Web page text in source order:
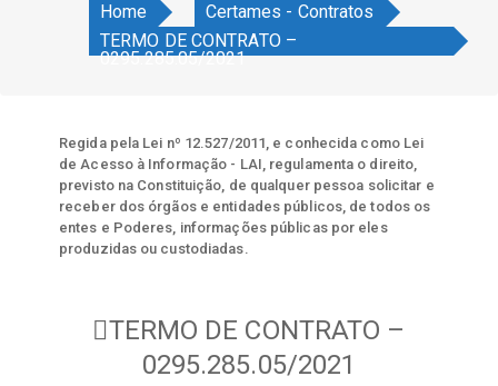
Home
Certames - Contratos
TERMO DE CONTRATO –
0295.285.05/2021
Regida pela Lei nº 12.527/2011, e conhecida como Lei
de Acesso à Informação - LAI, regulamenta o direito,
previsto na Constituição, de qualquer pessoa solicitar e
receber dos órgãos e entidades públicos, de todos os
entes e Poderes, informações públicas por eles
produzidas ou custodiadas.
TERMO DE CONTRATO –
0295.285.05/2021